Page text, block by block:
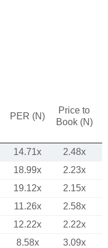
PER (N)
Price to
Book (N)
14.71x
2.48x
18.99x 2.23x
19.12x
2.15x
11.26x
2.58x
12.22x
2.22x
8.58x
3.09x